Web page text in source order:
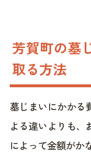
芳賀町の墓
取る方法
墓じまいにかかる
よる違いよりも、
によって金額がか